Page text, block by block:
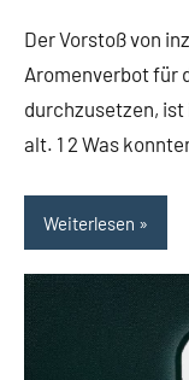
Der Vorstoß von
Aromenverbot für
durchzusetzen, ist
alt. 1 2 Was
Weiterlesen